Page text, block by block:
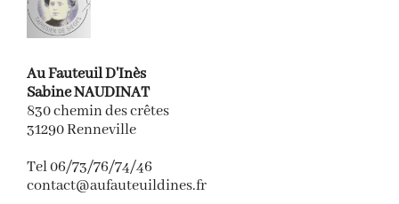
Au Fauteuil D'Inès
Sabine NAUDINAT
830 chemin des crêtes
31290 Renneville
Tel 06/73/76/74/46
contact@aufauteuildines.fr